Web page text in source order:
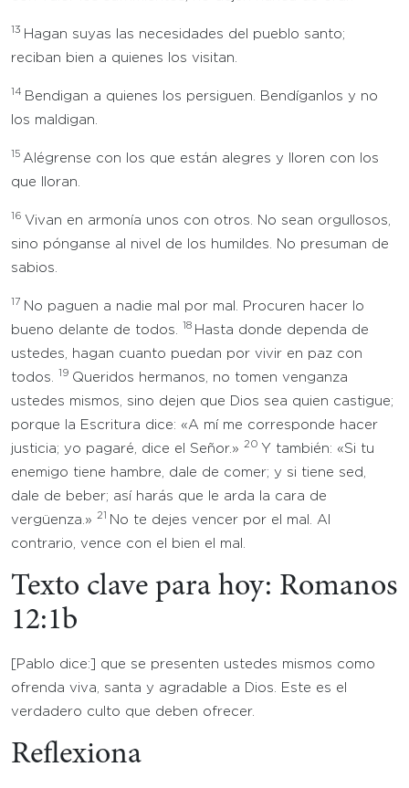
13 Hagan suyas las necesidades del pueblo santo;
reciban bien a quienes los visitan.
14 Bendigan a quienes los persiguen. Bendíganlos y no
los maldigan.
15 Alégrense con los que están alegres y lloren con los
que lloran.
16 Vivan en armonía unos con otros. No sean orgullosos,
sino pónganse al nivel de los humildes. No presuman de
sabios.
17 No paguen a nadie mal por mal. Procuren hacer lo
bueno delante de todos.
18 Hasta donde dependa de
ustedes, hagan cuanto puedan por vivir en paz con
todos.
19 Queridos hermanos, no tomen venganza
ustedes mismos, sino dejen que Dios sea quien castigue;
porque la Escritura dice: «A mí me corresponde hacer
justicia; yo pagaré, dice el Señor.» 20 Y también: «Si tu
enemigo tiene hambre, dale de comer; y si tiene sed,
dale de beber; así harás que le arda la cara de
vergüenza.» 21
No te dejes vencer por el mal. Al
contrario, vence con el bien el mal.
Texto clave para hoy: Romanos
12:1b
[Pablo dice:] que se presenten ustedes mismos como
ofrenda viva, santa y agradable a Dios. Este es el
verdadero culto que deben ofrecer.
Reflexiona